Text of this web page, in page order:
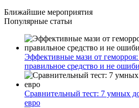
Ближайшие мероприятия
Популярные статьи
Эффективные мази от геморроя:
правильное средство и не
Сравнительный тест: 7 умных
евро